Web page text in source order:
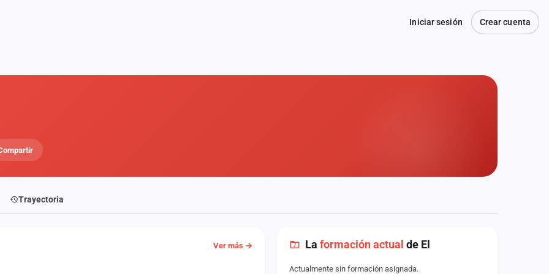
Iniciar sesión Crear cuenta
Trayectoria
Ver más → La formación actual de El
Actualmente sin formación asignada.